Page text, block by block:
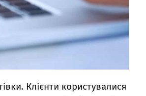
Клієнти користувалися